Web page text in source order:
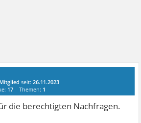
Mitglied seit:26.11.2023
17 Themen: 1
die berechtigten Nachfragen.